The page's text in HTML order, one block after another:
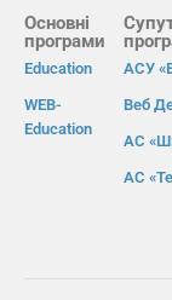
Основні
програми
Education
WEB-
Education
АСУ
Веб
АС
АС